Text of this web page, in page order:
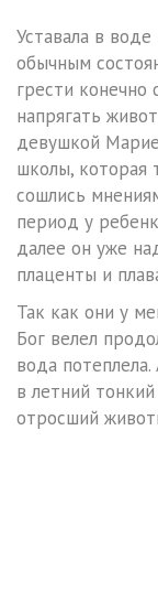
Уставала в
обычным
грести конечно
напрягать
девушкой
школы, которая
сошлись
период у
далее он уже
плаценты и
Так как они у
Бог велел
вода
в летний
отросший